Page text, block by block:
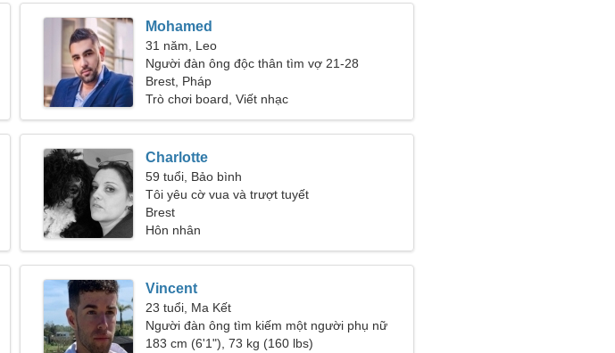
Mohamed
31 năm, Leo
Người đàn ông độc thân tìm vợ 21-28
Brest, Pháp
Trò chơi board, Viết nhạc
Charlotte
59 tuổi, Bảo bình
Tôi yêu cờ vua và trượt tuyết
Brest
Hôn nhân
Vincent
23 tuổi, Ma Kết
Người đàn ông tìm kiếm một người phụ nữ
183 cm (6'1"), 73 kg (160 lbs)